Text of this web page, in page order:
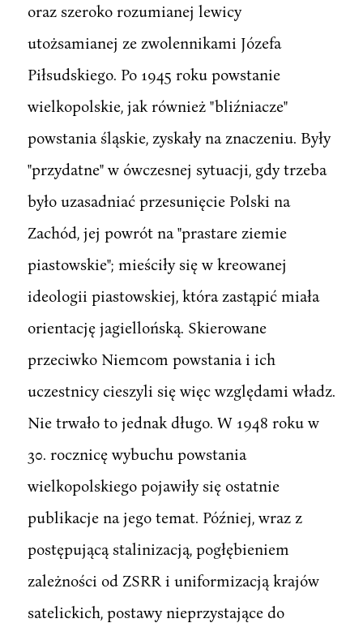
oraz szeroko rozumianej lewicy
utożsamianej ze zwolennikami Józefa
Piłsudskiego. Po 1945 roku powstanie
wielkopolskie, jak również "bliźniacze"
powstania śląskie, zyskały na znaczeniu. Były
"przydatne" w ówczesnej sytuacji, gdy trzeba
było uzasadniać przesunięcie Polski na
Zachód, jej powrót na "prastare ziemie
piastowskie"; mieściły się w kreowanej
ideologii piastowskiej, która zastąpić miała
orientację jagiellońską. Skierowane
przeciwko Niemcom powstania i ich
uczestnicy cieszyli się więc względami władz.
Nie trwało to jednak długo. W 1948 roku w
30. rocznicę wybuchu powstania
wielkopolskiego pojawiły się ostatnie
publikacje na jego temat. Później, wraz z
postępującą stalinizacją, pogłębieniem
zależności od ZSRR i uniformizacją krajów
satelickich, postawy nieprzystające do